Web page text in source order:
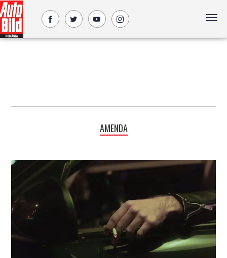
AMENDA